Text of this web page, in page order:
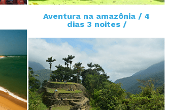
Aventura na amazônia / 4
dias 3 noites /